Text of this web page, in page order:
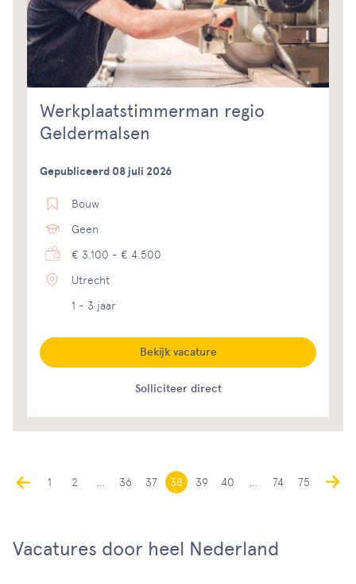
Werkplaatstimmerman regio
Geldermalsen
Gepubliceerd 08 juli 2026
Bouw
Geen
€ 3.100 - € 4.500
Utrecht
1 - 3 jaar
Solliciteer direct
Bekijk vacature
1 2 36 37 38 39 40 74 75
Vacatures door heel Nederland